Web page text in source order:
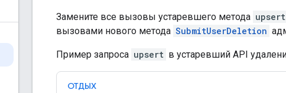
Замените все вызовы устаревшего метода upsert
вызовами нового метода SubmitUserDeletion
Пример запроса upsert в устаревший API
ОТДЫХ